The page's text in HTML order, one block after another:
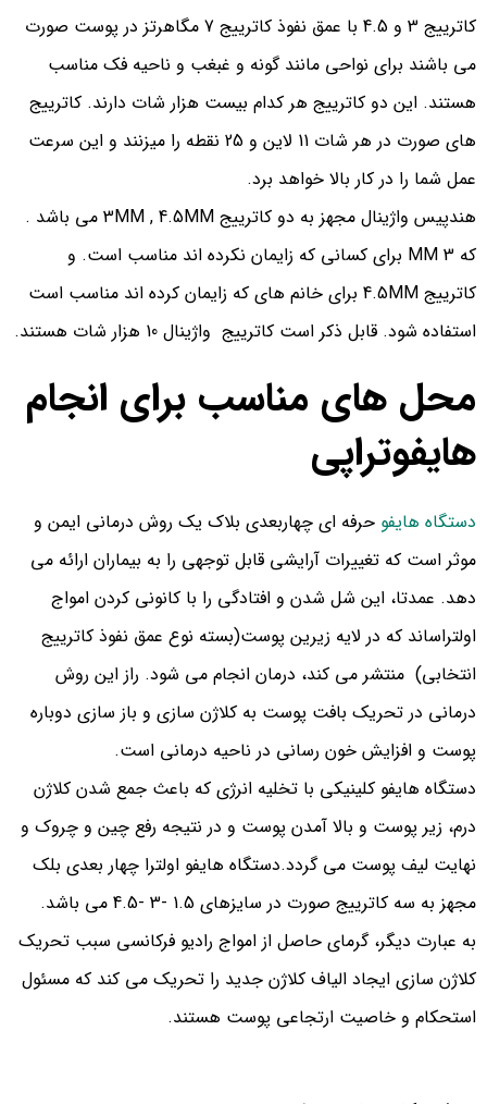
کاترییج 3 و 4.5 با عمق نفوذ کاترییج 7 مگاهرتز در پوست صورت
می باشند برای نواحی مانند گونه و غبغب و ناحیه فک مناسب
هستند. این دو کاترییج هر کدام بیست هزار شات دارند. کاترییج
های صورت در هر شات 11 لاین و 25 نقطه را میزنند و این سرعت
عمل شما را در کار بالا خواهد برد.
هندپیس واژینال مجهز به دو کاترییج 3MM , 4.5MM می باشد .
که 3 MM برای کسانی که زایمان نکرده اند مناسب است. و
کاترییج 4.5MM برای خانم های که زایمان کرده اند مناسب است
استفاده شود. قابل ذکر است کاترییج واژینال 10 هزار شات هستند.
محل‌ های مناسب برای انجام
هایفوتراپی
دستگاه هایفو حرفه ای چهاربعدی بلاک یک روش درمانی ایمن و
موثر است که تغییرات آرایشی قابل توجهی را به بیماران ارائه می
دهد. عمدتا، این شل شدن و افتادگی را با کانونی کردن امواج
اولتراساند که در لایه زیرین پوست(بسته نوع عمق نفوذ کاترییج
انتخابی) منتشر می کند، درمان انجام می شود. راز این روش
درمانی در تحریک بافت پوست به کلاژن سازی و باز سازی دوباره
پوست و افزایش خون رسانی در ناحیه درمانی است.
دستگاه هایفو کلینیکی با تخلیه انرژی که باعث جمع شدن کلاژن
درم، زیر پوست و بالا آمدن پوست و در نتیجه رفع چین و چروک و
نهایت لیف پوست می گردد.دستگاه هایفو اولترا چهار بعدی بلک
مجهز به سه کاترییج صورت در سایزهای 1.5 -3 -4.5 می باشد.
به عبارت دیگر، گرمای حاصل از امواج رادیو فرکانسی سبب تحریک
کلاژن سازی ایجاد الیاف کلاژن جدید را تحریک می کند که مسئول
استحکام و خاصیت ارتجاعی پوست هستند.